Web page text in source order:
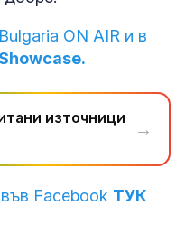
ON AIR и в
източници
→
Facebook ТУК